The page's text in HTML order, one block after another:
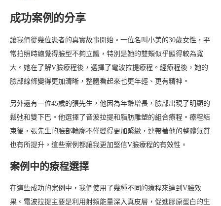
成功案例的分享
讓我們從幾位患者的真實故事開始。一位名叫小美的30歲女性，平
常拍照時總覺得臉型不夠立體，特別是她的雙頰似乎顯得較為寬
大。她在了解V臉療程後，選擇了電波拉提療程。經療程後，她的
臉部線條變得更加清晰，整體看起來也更年輕、更有精神。
另外還有一位45歲的張先生，他因為年齡增長，臉部出現了明顯的
鬆弛和雙下巴。他選擇了音波拉提和脂肪雕塑的組合療程。療程結
束後，張先生的臉部輪廓不僅變得更加緊緻，連帶著他的整體氣質
也有所提升。這些案例都讓我更加堅信V臉療程的有效性。
案例中的療程選擇
在這些成功的案例中，我們使用了幾種不同的療程來達到V臉效
果。電波拉提主要是利用射頻能量深入真皮層，促進膠原蛋白的生